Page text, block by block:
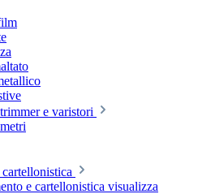
e varistori
e cartellonistica visualizza